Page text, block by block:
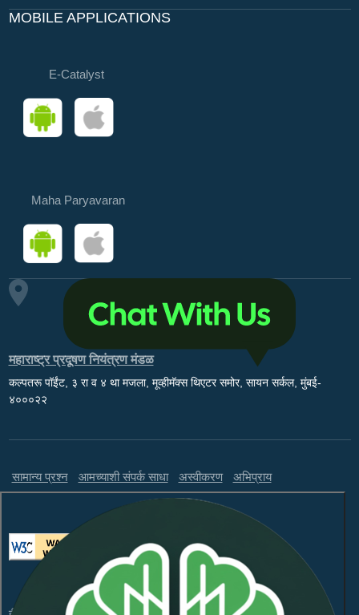
MOBILE APPLICATIONS
E-Catalyst
Maha Paryavaran
महाराष्ट्र प्रदूषण नियंत्रण मंडळ
कल्पतरू पॉईंट, ३ रा व ४ था मजला, मूव्हीमॅक्स थिएटर समोर, सायन सर्कल, मुंबई-
४०००२२
सामान्य प्रश्न आमच्याशी संपर्क साधा अस्वीकरण अभिप्राय